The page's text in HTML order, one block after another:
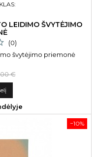
LEIDIMO ŠVYTĖJIMO
(0)
švytėjimo priemonė
€
−10%